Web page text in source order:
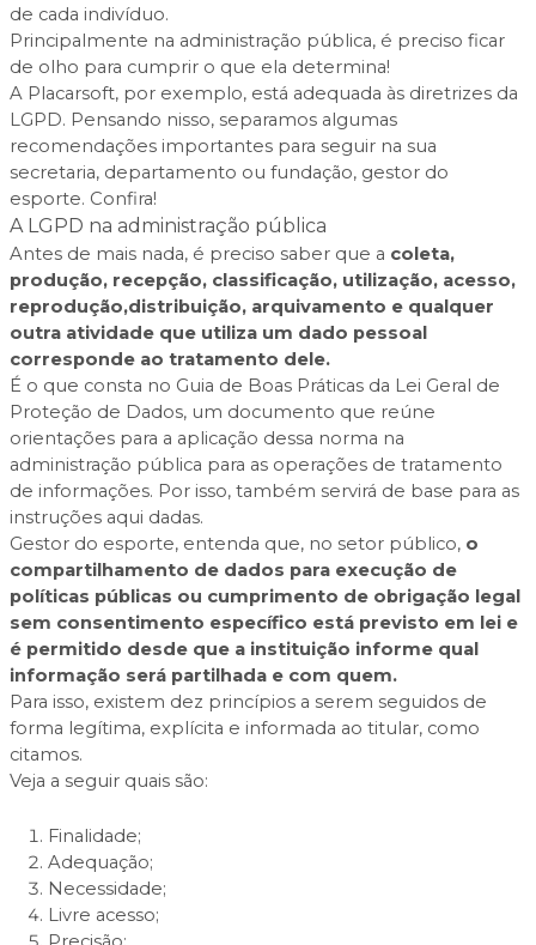
de cada indivíduo.
Principalmente na administração pública, é preciso ficar
de olho para cumprir o que ela determina!
A Placarsoft, por exemplo, está adequada às diretrizes da
LGPD. Pensando nisso, separamos algumas
recomendações importantes para seguir na sua
secretaria, departamento ou fundação, gestor do
esporte. Confira!
A LGPD na administração pública
Antes de mais nada, é preciso saber que a coleta,
produção, recepção, classificação, utilização, acesso,
reprodução,distribuição, arquivamento e qualquer
outra atividade que utiliza um dado pessoal
corresponde ao tratamento dele.
É o que consta no Guia de Boas Práticas da Lei Geral de
Proteção de Dados, um documento que reúne
orientações para a aplicação dessa norma na
administração pública para as operações de tratamento
de informações. Por isso, também servirá de base para as
instruções aqui dadas.
Gestor do esporte, entenda que, no setor público, o
compartilhamento de dados para execução de
políticas públicas ou cumprimento de obrigação legal
sem consentimento específico está previsto em lei e
é permitido desde que a instituição informe qual
informação será partilhada e com quem.
Para isso, existem dez princípios a serem seguidos de
forma legítima, explícita e informada ao titular, como
citamos.
Veja a seguir quais são:
Finalidade;
Adequação;
Necessidade;
Livre acesso;